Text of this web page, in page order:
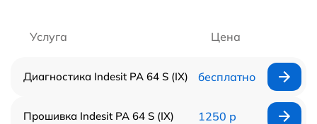
Услуга Цена
Диагностика Indesit PA 64 S (IX) бесплатно
Прошивка Indesit PA 64 S (IX) 1250 р